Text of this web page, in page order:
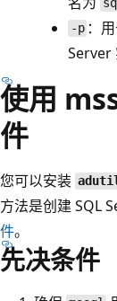
-p ：
Server
使用
件
您可以安装
方法是创建 SQL
件。
先决条件